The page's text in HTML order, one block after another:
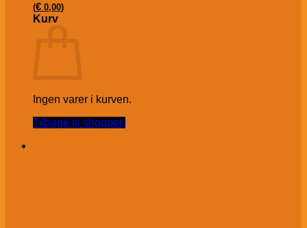
(€ 0,00)
Kurv
Ingen varer i kurven.
Tilbage til shoppen